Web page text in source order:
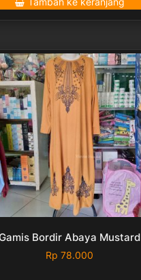
Bordir Abaya Mustard
Rp 78.000